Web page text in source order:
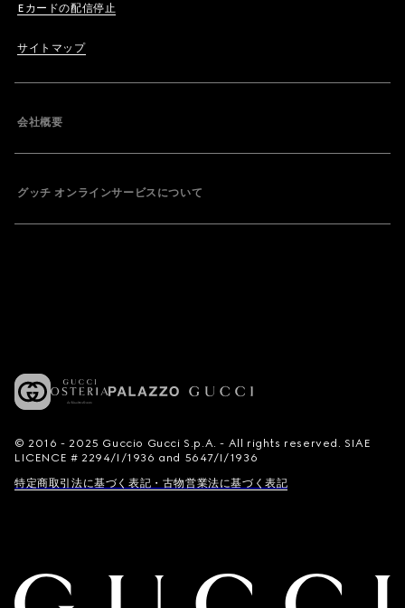
Eカードの配信停止
サイトマップ
会社概要
グッチ オンラインサービスについて
© 2016 - 2025 Guccio Gucci S.p.A. - All rights reserved. SIAE
LICENCE # 2294/I/1936 and 5647/I/1936
特定商取引法に基づく表記・古物営業法に基づく表記